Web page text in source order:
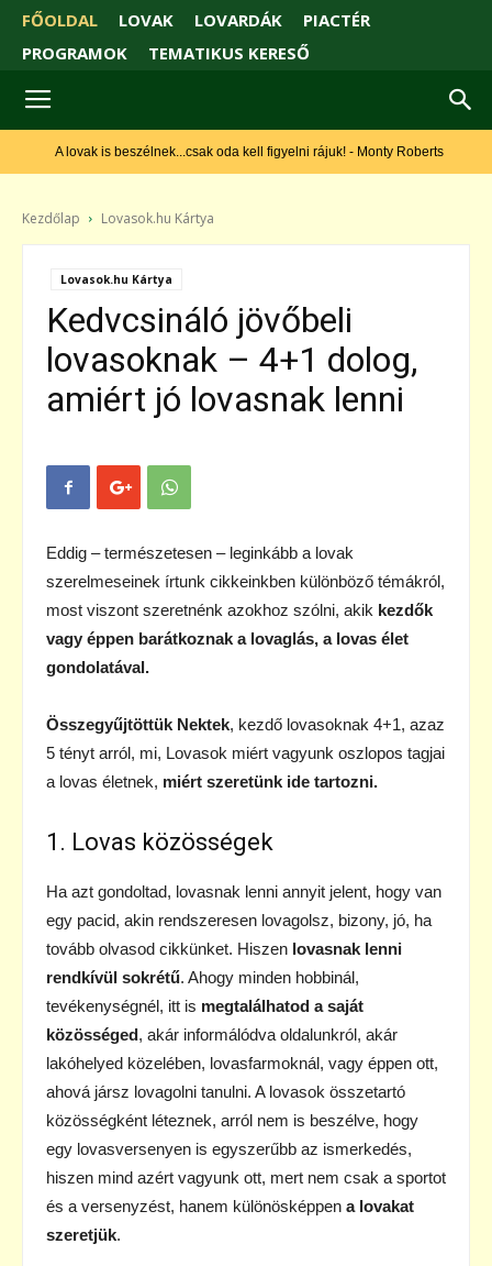
FŐOLDAL LOVAK LOVARDÁK
PIACTÉR
PROGRAMOK
TEMATIKUS KERESŐ
A lovak is beszélnek...csak oda kell figyelni rájuk! - Monty Roberts
Kezdőlap Lovasok.hu Kártya
Lovasok.hu Kártya
Kedvcsináló jövőbeli
lovasoknak – 4+1 dolog,
amiért jó lovasnak lenni
Eddig – természetesen – leginkább a lovak
szerelmeseinek írtunk cikkeinkben különböző témákról,
most viszont szeretnénk azokhoz szólni, akik kezdők
vagy éppen barátkoznak a lovaglás, a lovas élet
gondolatával.
Összegyűjtöttük Nektek, kezdő lovasoknak 4+1, azaz
5 tényt arról, mi, Lovasok miért vagyunk oszlopos tagjai
a lovas életnek, miért szeretünk ide tartozni.
1. Lovas közösségek
Ha azt gondoltad, lovasnak lenni annyit jelent, hogy van
egy pacid, akin rendszeresen lovagolsz, bizony, jó, ha
tovább olvasod cikkünket. Hiszen lovasnak lenni
rendkívül sokrétű. Ahogy minden hobbinál,
tevékenységnél, itt is megtalálhatod a saját
közösséged, akár informálódva oldalunkról, akár
lakóhelyed közelében, lovasfarmoknál, vagy éppen ott,
ahová jársz lovagolni tanulni. A lovasok összetartó
közösségként léteznek, arról nem is beszélve, hogy
egy lovasversenyen is egyszerűbb az ismerkedés,
hiszen mind azért vagyunk ott, mert nem csak a sportot
és a versenyzést, hanem különösképpen a lovakat
szeretjük.